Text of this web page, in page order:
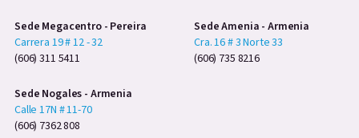
Sede Megacentro - Pereira
Carrera 19 # 12 - 32
(606) 311 5411
Sede Amenia - Armenia
Cra. 16 # 3 Norte 33
(606) 735 8216
Sede Nogales - Armenia
Calle 17N # 11-70
(606) 7362 808